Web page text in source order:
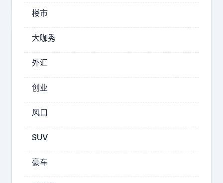
着
于
考
公
.
冰
岛
那
楼市
大咖秀
外汇
创业
风口
SUV
豪车